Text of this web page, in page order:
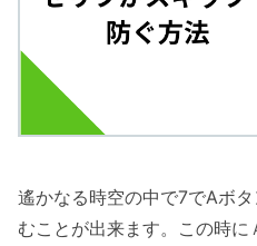
遙かなる時空の中で7でAボ
むことが出来ます。この時